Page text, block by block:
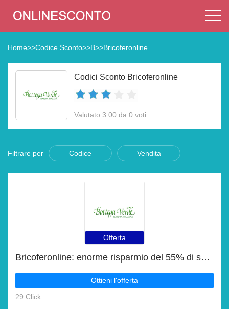
Home>>Codice Sconto>>B>>Bricoferonline
Codici Sconto Bricoferonline
Valutato 3.00 da 0 voti
Filtrare per Codice Vendita
Offerta
Bricoferonline: enorme risparmio del 55% di sconto su tutto il sito solo per questo mese
Ottieni l'offerta
29 Click